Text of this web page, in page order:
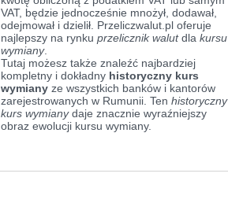
VAT, będzie jednocześnie mnożył, dodawał,
odejmował i dzielił. Przeliczwalut.pl oferuje
najlepszy na rynku przelicznik walutdla kursu
wymiany.
Tutaj możesz także znaleźć najbardziej
kompletny i dokładny historyczny kurs
wymiany ze wszystkich banków i kantorów
zarejestrowanych w Rumunii. Ten historyczny
kurs wymianydaje znacznie wyraźniejszy
obraz ewolucji kursu wymiany.